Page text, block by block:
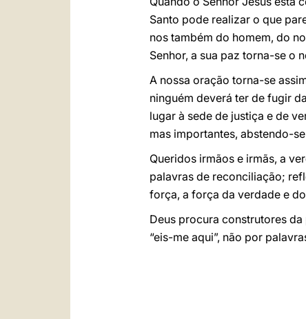
Santo pode realizar o que
nos também do homem, do
Senhor, a sua paz torna-se o
A nossa oração torna-se
ninguém deverá ter de fugir
lugar à sede de justiça e de
mas importantes, abstendo-
Queridos irmãos e irmãs, a
palavras de reconciliação;
força, a força da verdade e
Deus procura construtores
“eis-me aqui”, não por